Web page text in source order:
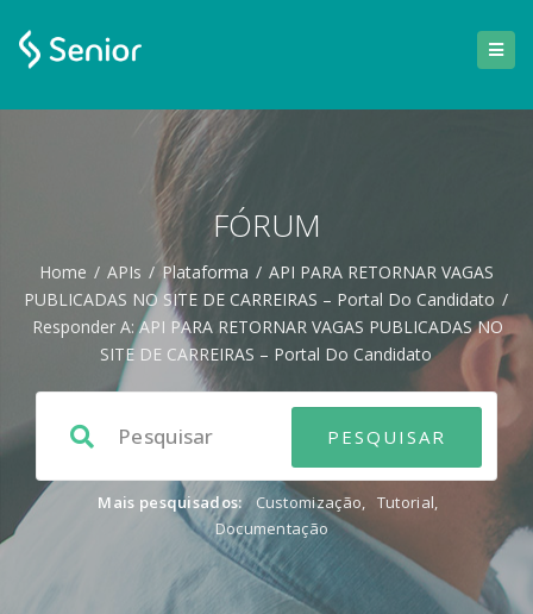
FÓRUM
Home / APIs / Plataforma / API PARA RETORNAR VAGAS
PUBLICADAS NO SITE DE CARREIRAS – Portal Do Candidato /
Responder A: API PARA RETORNAR VAGAS PUBLICADAS NO
SITE DE CARREIRAS – Portal Do Candidato
Mais pesquisados: Customização, Tutorial,
Documentação